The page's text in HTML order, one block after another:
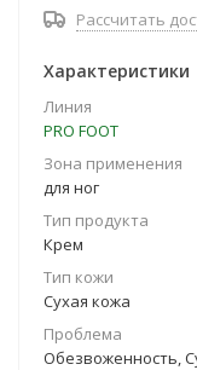
Рассчитать
Характеристики
Линия
PRO FOOT
Зона применения
для ног
Тип продукта
Крем
Тип кожи
Сухая кожа
Проблема
Обезвоженность,